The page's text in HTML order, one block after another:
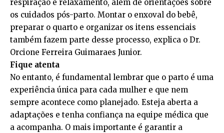
respiração e relaxamento, além de orientações sobre
os cuidados pós-parto. Montar o enxoval do bebê,
preparar o quarto e organizar os itens essenciais
também fazem parte desse processo, explica o Dr.
Orcione Ferreira Guimaraes Junior.
Fique atenta
No entanto, é fundamental lembrar que o parto é uma
experiência única para cada mulher e que nem
sempre acontece como planejado. Esteja aberta a
adaptações e tenha confiança na equipe médica que
a acompanha. O mais importante é garantir a